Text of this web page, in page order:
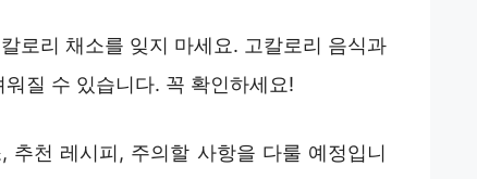
로리 채소를 잊지 마세요. 고칼로리 음식과
질 수 있습니다. 꼭 확인하세요!
천 레시피, 주의할 사항을 다룰 예정입니